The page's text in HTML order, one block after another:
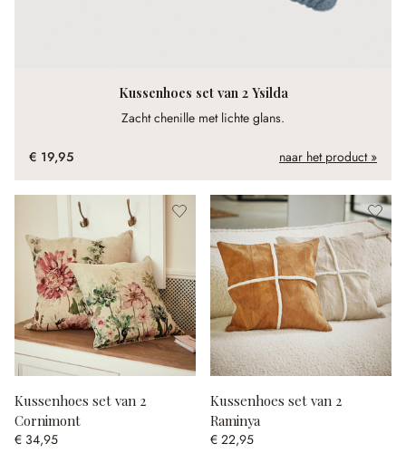
Kussenhoes set van 2 Ysilda
Zacht chenille met lichte glans.
€ 19,95 naar het product »
Kussenhoes set van 2
Cornimont
€ 34,95
Kussenhoes set van 2
Raminya
€ 22,95